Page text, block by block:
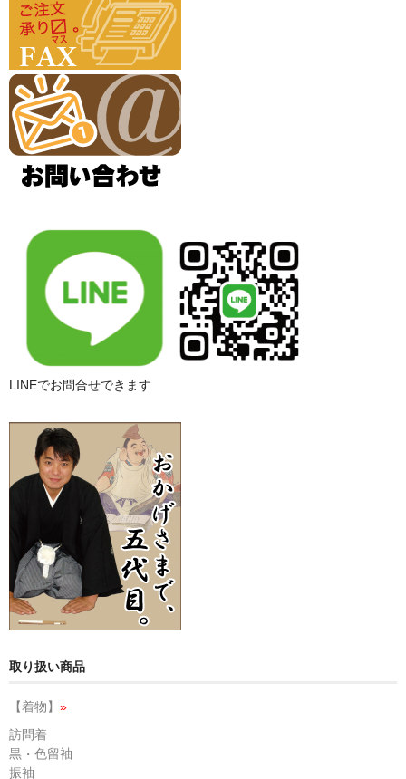
LINEでお問合せできます
取り扱い商品
【着物】 »
訪問着
黒・色留袖
振袖